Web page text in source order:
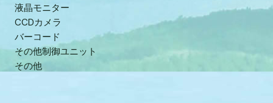
液晶モニター
CCDカメラ
バーコード
その他制御ユニット
その他